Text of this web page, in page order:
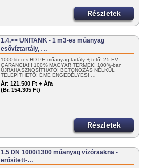
Részletek
1.4.<> UNITANK - 1 m3-es műanyag
esővíztartály, …
1000 literes HD-PE műanyag tartály + tető! 25 ÉV
GARANCIA!!! 100% MAGYAR TERMÉK! 100%-ban
ÚJRAHASZNOSÍTHATÓ! BETONOZÁS NÉLKÜL
TELEPÍTHETŐ! ÉME ENGEDÉLYES! …
Ár: 121.500 Ft + Áfa
(Br. 154.305 Ft)
Részletek
1.5 DN 1000/1300 műanyag vízóraakna -
erősített-…